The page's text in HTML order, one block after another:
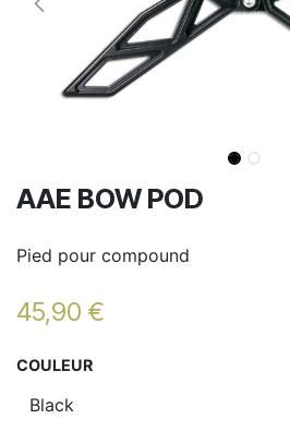
AAE BOW POD
Pied pour compound
45,90 €
COULEUR